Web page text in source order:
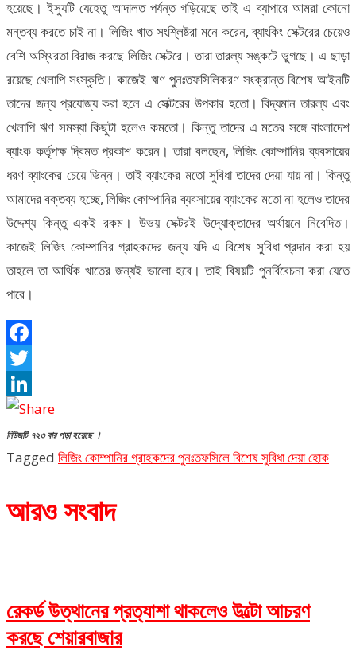
হয়েছে। ইস্যুটি যেহেতু আদালত পর্যন্ত গড়িয়েছে তাই এ ব্যাপারে আমরা কোনো
মন্তব্য করতে চাই না। লিজিং খাত সংশ্লিষ্টরা মনে করেন, ব্যাংকিং সেক্টরের চেয়েও
বেশি অস্থিরতা বিরাজ করছে লিজিং সেক্টরে। তারা তারল্য সঙ্কটে ভুগছে। এ ছাড়া
রয়েছে খেলাপি সংস্কৃতি। কাজেই ঋণ পুনঃতফসিলিকরণ সংক্রান্ত বিশেষ আইনটি
তাদের জন্য প্রযোজ্য করা হলে এ সেক্টরের উপকার হতো। বিদ্যমান তারল্য এবং
খেলাপি ঋণ সমস্যা কিছুটা হলেও কমতো। কিন্তু তাদের এ মতের সঙ্গে বাংলাদেশ
ব্যাংক কর্তৃপক্ষ দ্বিমত প্রকাশ করেন। তারা বলছেন, লিজিং কোম্পানির ব্যবসায়ের
ধরণ ব্যাংকের চেয়ে ভিন্ন। তাই ব্যাংকের মতো সুবিধা তাদের দেয়া যায় না। কিন্তু
আমাদের বক্তব্য হচ্ছে, লিজিং কোম্পানির ব্যবসায়ের ব্যাংকের মতো না হলেও তাদের
উদ্দেশ্য কিন্তু একই রকম। উভয় সেক্টরই উদ্যোক্তাদের অর্থায়নে নিবেদিত।
কাজেই লিজিং কোম্পানির গ্রাহকদের জন্য যদি এ বিশেষ সুবিধা প্রদান করা হয়
তাহলে তা আর্থিক খাতের জন্যই ভালো হবে। তাই বিষয়টি পুনর্বিবেচনা করা যেতে
পারে।
Facebook
Twitter
LinkedIn
নিউজটি ৭২৩ বার পড়া হয়েছে ।
Tagged লিজিং কোম্পানির গ্রাহকদের পুনঃতফসিলে বিশেষ সুবিধা দেয়া হোক
আরও সংবাদ
রেকর্ড উত্থানের প্রত্যাশা থাকলেও উল্টো আচরণ
করছে শেয়ারবাজার